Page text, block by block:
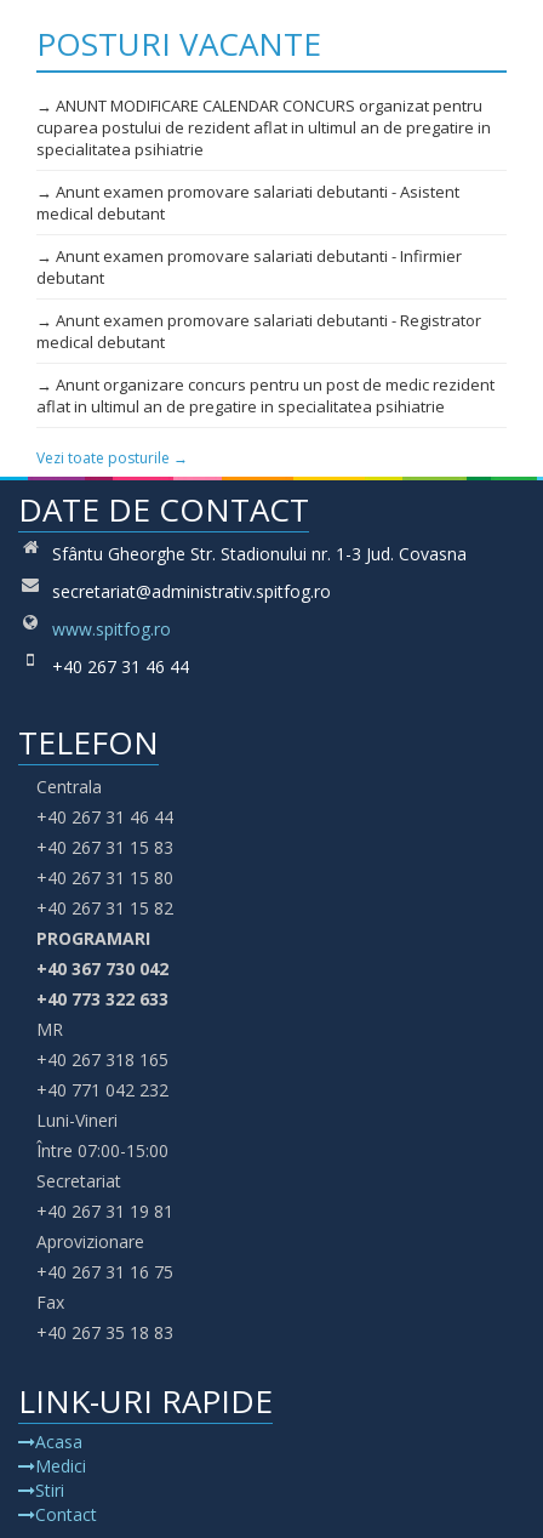
POSTURI VACANTE
→ ANUNT MODIFICARE CALENDAR CONCURS organizat pentru
cuparea postului de rezident aflat in ultimul an de pregatire in
specialitatea psihiatrie
→ Anunt examen promovare salariati debutanti - Asistent
medical debutant
→ Anunt examen promovare salariati debutanti - Infirmier
debutant
→ Anunt examen promovare salariati debutanti - Registrator
medical debutant
→ Anunt organizare concurs pentru un post de medic rezident
aflat in ultimul an de pregatire in specialitatea psihiatrie
Vezi toate posturile →
DATE DE CONTACT
Sfântu Gheorghe Str. Stadionului nr. 1-3 Jud. Covasna
secretariat@administrativ.spitfog.ro
www.spitfog.ro
+40 267 31 46 44
TELEFON
Centrala
+40 267 31 46 44
+40 267 31 15 83
+40 267 31 15 80
+40 267 31 15 82
PROGRAMARI
+40 367 730 042
+40 773 322 633
MR
+40 267 318 165
+40 771 042 232
Luni-Vineri
Între 07:00-15:00
Secretariat
+40 267 31 19 81
Aprovizionare
+40 267 31 16 75
Fax
+40 267 35 18 83
LINK-URI RAPIDE
Acasa
Medici
Stiri
Contact